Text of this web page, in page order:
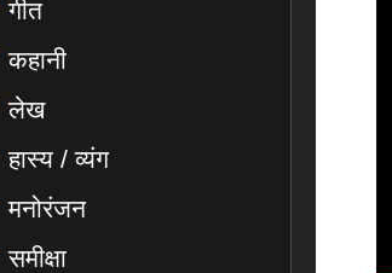
गीत
कहानी
लेख
हास्य / व्यंग
मनोरंजन
समीक्षा